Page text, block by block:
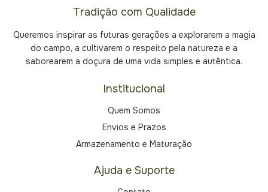
Tradição com Qualidade
Queremos inspirar as futuras gerações a explorarem a magia
do campo, a cultivarem o respeito pela natureza e a
saborearem a doçura de uma vida simples e autêntica.
Institucional
Quem Somos
Envios e Prazos
Armazenamento e Maturação
Ajuda e Suporte